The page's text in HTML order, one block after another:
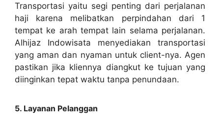
Transportasi yaitu segi penting dari perjalanan
haji karena melibatkan perpindahan dari 1
tempat ke arah tempat lain selama perjalanan.
Alhijaz Indowisata menyediakan transportasi
yang aman dan nyaman untuk client-nya. Agen
pastikan jika kliennya diangkut ke tujuan yang
diinginkan tepat waktu tanpa penundaan.
5. Layanan Pelanggan